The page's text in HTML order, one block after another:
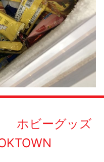
ホビーグッズ